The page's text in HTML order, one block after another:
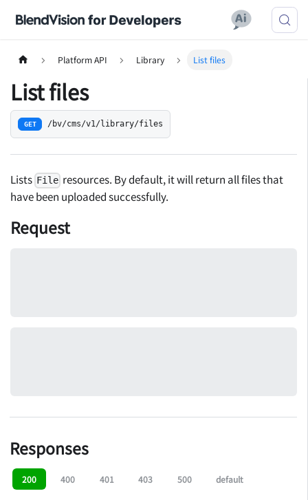
Platform API Library List files
List files
GET /bv/cms/v1/library/files
Lists File resources. By default, it will return all files that
have been uploaded successfully.
Request
Responses
200 400 401 403 500 default